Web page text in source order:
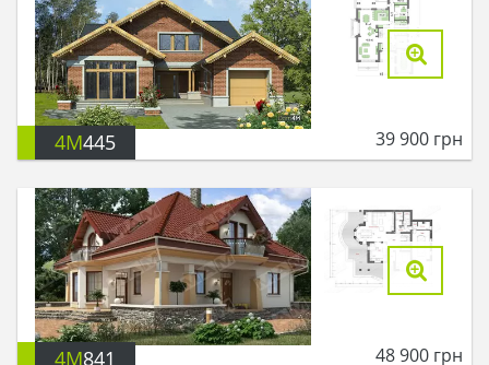
4M445 39 900 грн
4M841 48 900 грн